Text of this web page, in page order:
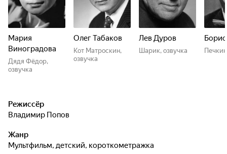
Мария
Виноградова
Дядя Фёдор,
озвучка
Олег Табаков
Кот Матроскин,
озвучка
Лев Дуров
Шарик, озвучка
Режиссёр
Владимир Попов
Жанр
мультфильм, детский, короткометражка